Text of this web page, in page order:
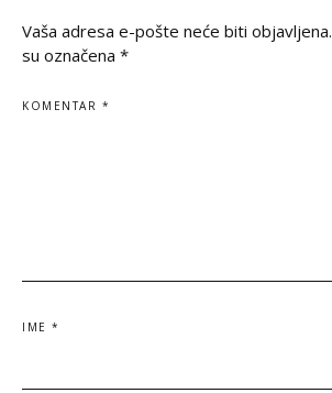
Vaša adresa e-pošte neće biti objavljena.
su označena *
KOMENTAR *
IME *